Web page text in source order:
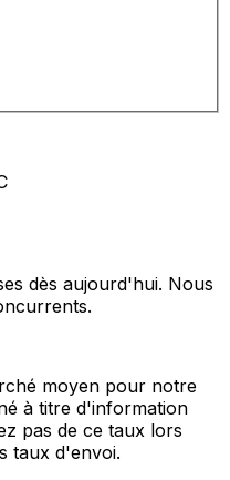
dès aujourd'hui. Nous
moyen pour notre
à titre d'information
pas de ce taux lors
taux d'envoi.